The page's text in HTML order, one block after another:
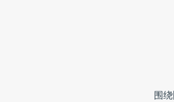
围绕